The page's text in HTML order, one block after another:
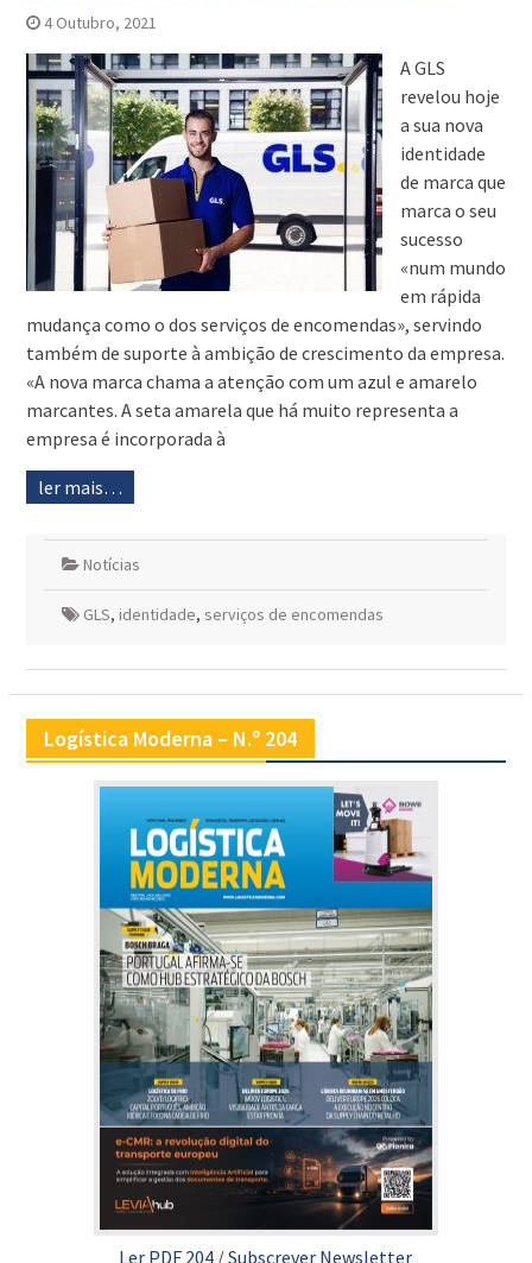
4 Outubro, 2021
A GLS
revelou hoje
a sua nova
identidade
de marca que
marca o seu
sucesso
«num mundo
em rápida
mudança como o dos serviços de encomendas», servindo
também de suporte à ambição de crescimento da empresa.
«A nova marca chama a atenção com um azul e amarelo
marcantes. A seta amarela que há muito representa a
empresa é incorporada à
ler mais…
Notícias
GLS, identidade, serviços de encomendas
Logística Moderna – N.º 204
Ler PDF 204 /Subscrever Newsletter